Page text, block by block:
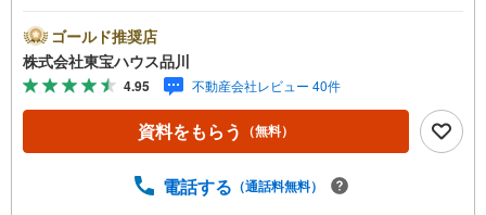
とも包み隠さずお伝えし、「納得して選ぶ」ためのサポー
トを大切にしています。現地でしか分からないリアルな情
報も含めて、一緒に後悔しない住まい探しを進めていきま
しょう。まずはお気軽にご相談ください。【Yahoo！ 不動
産キャンペーン対象店舗】当店で物件を成約するとPayPay
ボーナスライトがもらえる「Yahoo！ 不動産 物件ご成約キ
予約をする」ボタンからお問い合わせください。※必ずYah
ゴールド推奨店
株式会社東宝ハウス品川
4.95 不動産会社レビュー 40件
資料をもらう （無料）
電話する （通話料無料）